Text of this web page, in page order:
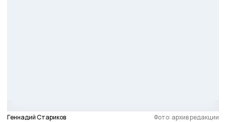
Геннадий Стариков Фото: архив редакции